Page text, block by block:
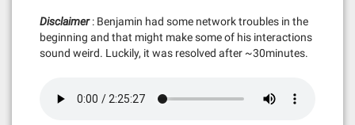
Disclaimer: Benjamin had some network troubles in the
beginning and that might make some of his interactions
sound weird. Luckily, it was resolved after ~30minutes.